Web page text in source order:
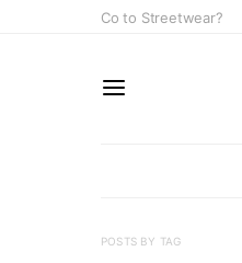
Co to Streetwear?
POSTS BY TAG